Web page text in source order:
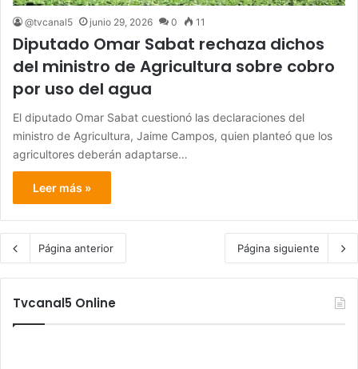
@tvcanal5 junio 29, 2026 0 11
Diputado Omar Sabat rechaza dichos
del ministro de Agricultura sobre cobro
por uso del agua
El diputado Omar Sabat cuestionó las declaraciones del
ministro de Agricultura, Jaime Campos, quien planteó que los
agricultores deberán adaptarse…
Leer más »
Página anterior Página siguiente
Tvcanal5 Online